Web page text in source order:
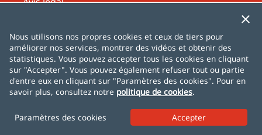
Politique de cookies
Plan du site
ItalianoPortuguêsčeštinadanskNederlands
norsk polskiromână 日本語한국어Türkçe
AlhambraDeGranada.org InSpain.org
Nous utilisons nos propres cookies et ceux de tiers pour
améliorer nos services, montrer des vidéos et obtenir des
statistiques. Vous pouvez accepter tous les cookies en cliquant
sur "Accepter". Vous pouvez également refuser tout ou partie
d'entre eux en cliquant sur "Paramètres des cookies". Pour en
savoir plus, consultez notre politique de cookies.
Paramètres des cookies